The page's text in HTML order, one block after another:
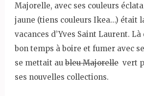
Majorelle, avec ses couleurs
jaune (tiens couleurs Ikea…) était
vacances d’Yves Saint Laurent.
bon temps à boire et fumer avec
se mettait aubleu Majorelle vert
ses nouvelles collections.